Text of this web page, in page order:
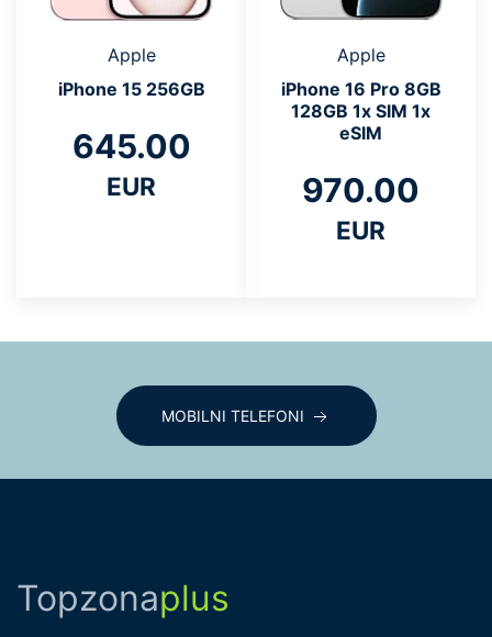
Apple
iPhone 15 256GB
645.00
EUR
Apple
iPhone 16 Pro 8GB
128GB 1x SIM 1x
eSIM
970.00
EUR
MOBILNI TELEFONI
Topzonaplus